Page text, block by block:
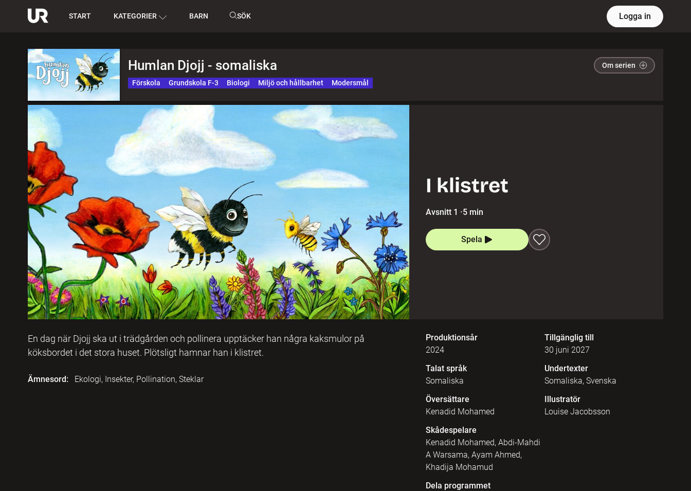
START KATEGORIER BARN SÖK Logga in
Humlan Djojj - somaliska Om serien
Förskola Grundskola F-3 Biologi Miljö och hållbarhet Modersmål
I klistret
Avsnitt 1 ·5 min
Spela
En dag när Djojj ska ut i trädgården och pollinera upptäcker han några kaksmulor på
köksbordet i det stora huset. Plötsligt hamnar han i klistret.
Ämnesord: Ekologi, Insekter, Pollination, Steklar
Produktionsår
2024
Tillgänglig till
30 juni 2027
Talat språk
Somaliska
Undertexter
Somaliska, Svenska
Översättare
Kenadid Mohamed
Illustratör
Louise Jacobsson
Skådespelare
Kenadid Mohamed, Abdi-Mahdi
A Warsama, Ayam Ahmed,
Khadija Mohamud
Dela programmet